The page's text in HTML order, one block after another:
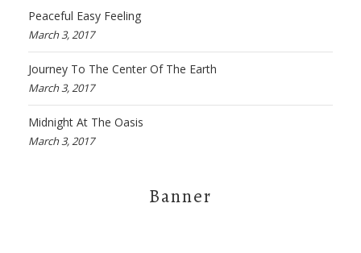
Peaceful Easy Feeling
March 3, 2017
Journey To The Center Of The Earth
March 3, 2017
Midnight At The Oasis
March 3, 2017
Banner